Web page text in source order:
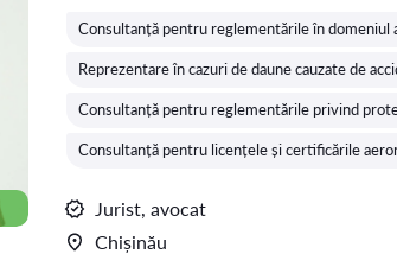
Consultanță pentru reglementările în domeniul
Reprezentare în cazuri de daune cauzate de
Consultanță pentru reglementările privind
Consultanță pentru licențele și certificările
Jurist, avocat
Chișinău